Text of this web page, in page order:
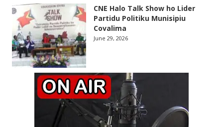
CNE Halo Talk Show ho Lider
Partidu Politiku Munisipiu
Covalima
June 29, 2026